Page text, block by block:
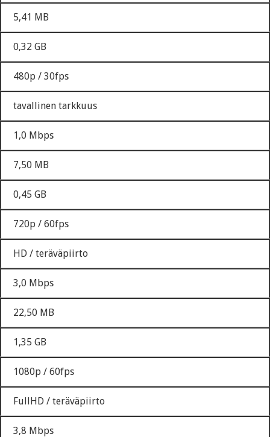
5,41 MB
0,32 GB
480p / 30fps
tavallinen tarkkuus
1,0 Mbps
7,50 MB
0,45 GB
720p / 60fps
HD / teräväpiirto
3,0 Mbps
22,50 MB
1,35 GB
1080p / 60fps
FullHD / teräväpiirto
3,8 Mbps